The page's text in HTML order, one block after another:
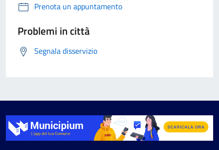
Prenota un appuntamento
Problemi in città
Segnala disservizio